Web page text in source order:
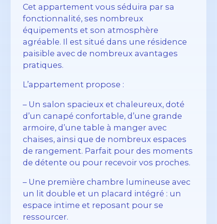
Cet appartement vous séduira par sa
fonctionnalité, ses nombreux
équipements et son atmosphère
agréable. Il est situé dans une résidence
paisible avec de nombreux avantages
pratiques.
L’appartement propose :
– Un salon spacieux et chaleureux, doté
d’un canapé confortable, d’une grande
armoire, d’une table à manger avec
chaises, ainsi que de nombreux espaces
de rangement. Parfait pour des moments
de détente ou pour recevoir vos proches.
– Une première chambre lumineuse avec
un lit double et un placard intégré : un
espace intime et reposant pour se
ressourcer.